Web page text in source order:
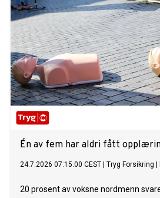
Én av fem har aldri fått
24.7.2026 07:15:00 CEST Tryg Forsikring
20 prosent av voksne nordmenn